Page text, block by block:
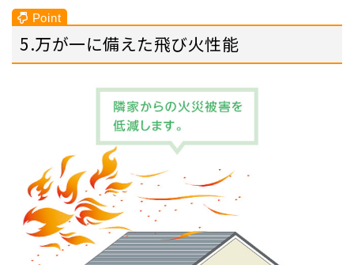
5.万が一に備えた飛び火性能